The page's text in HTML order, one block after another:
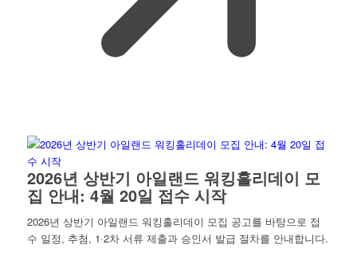
2026년 상반기 아일랜드 워킹홀리데이 모
집 안내: 4월 20일 접수 시작
2026년 상반기 아일랜드 워킹홀리데이 모집 공고를 바탕으로 접
수 일정, 추첨, 1·2차 서류 제출과 승인서 발급 절차를 안내합니다.